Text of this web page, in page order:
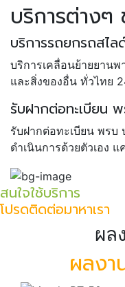
บริการต่างๆ
บริการรถยกรถสไล
บริการเคลื่อนย้ายยานพ
และสิ่งของอื่น ทั่วไทย
รับฝากต่อทะเบียน
รับฝากต่อทะเบียน พรบ
ดำเนินการด้วยตัวเอง
สนใจใช้บริการ
โปรดติดต่อมาหาเรา
ผล
ผลงา